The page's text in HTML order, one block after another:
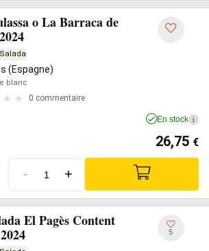
o La Barraca de
(Espagne)
blanc
0 commentaire
En stock i
26,75 €
- +
El Pagès Content
5